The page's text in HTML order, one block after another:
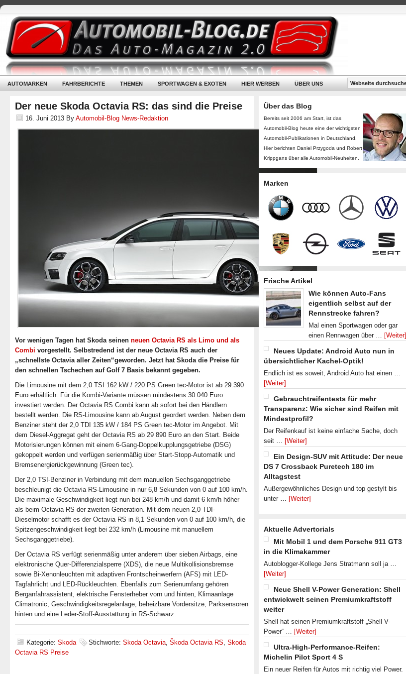
AUTOMARKEN FAHRBERICHTE THEMEN SPORTWAGEN & EXOTEN HIER WERBEN ÜBER UNS
Der neue Skoda Octavia RS: das sind die Preise
16. Juni 2013 By Automobil-Blog News-Redaktion
Vor wenigen Tagen hat Skoda seinen neuen Octavia RS als Limo und als
Combi vorgestellt. Selbstredend ist der neue Octavia RS auch der
„schnellste Octavia aller Zeiten“geworden. Jetzt hat Skoda die Preise für
den schnellen Tschechen auf Golf 7 Basis bekannt gegeben.
Die Limousine mit dem 2,0 TSI 162 kW / 220 PS Green tec-Motor ist ab 29.390
Euro erhältlich. Für die Kombi-Variante müssen mindestens 30.040 Euro
investiert werden. Der Octavia RS Combi kann ab sofort bei den Händlern
bestellt werden. Die RS-Limousine kann ab August geordert werden. Neben dem
Benziner steht der 2,0 TDI 135 kW / 184 PS Green tec-Motor im Angebot. Mit
dem Diesel-Aggregat geht der Octavia RS ab 29 890 Euro an den Start. Beide
Motorisierungen können mit einem 6-Gang-Doppelkupplungsgetriebe (DSG)
gekoppelt werden und verfügen serienmäßig über Start-Stopp-Automatik und
Bremsenergierückgewinnung (Green tec).
Der 2,0 TSI-Benziner in Verbindung mit dem manuellen Sechsganggetriebe
beschleunigt die Octavia RS-Limousine in nur 6,8 Sekunden von 0 auf 100 km/h.
Die maximale Geschwindigkeit liegt nun bei 248 km/h und damit 6 km/h höher
als beim Octavia RS der zweiten Generation. Mit dem neuen 2,0 TDI-
Dieselmotor schafft es der Octavia RS in 8,1 Sekunden von 0 auf 100 km/h, die
Spitzengeschwindigkeit liegt bei 232 km/h (Limousine mit manuellem
Sechsganggetriebe).
Der Octavia RS verfügt serienmäßig unter anderem über sieben Airbags, eine
elektronische Quer-Differenzialsperre (XDS), die neue Multikollisionsbremse
sowie Bi-Xenonleuchten mit adaptiven Frontscheinwerfern (AFS) mit LED-
Tagfahrlicht und LED-Rückleuchten. Ebenfalls zum Serienumfang gehören
Berganfahrassistent, elektrische Fensterheber vorn und hinten, Klimaanlage
Climatronic, Geschwindigkeitsregelanlage, beheizbare Vordersitze, Parksensoren
hinten und eine Leder-Stoff-Ausstattung in RS-Schwarz.
Kategorie: Skoda Stichworte: Skoda Octavia, Škoda Octavia RS, Skoda
Octavia RS Preise
Über das Blog
Bereits seit 2006 am Start, ist das
Automobil-Blog heute eine der wichtigsten
Automobil-Publikationen in Deutschland.
Hier berichten Daniel Przygoda und Robert
Krippgans über alle Automobil-Neuheiten.
Marken
Frische Artikel
Wie können Auto-Fans
eigentlich selbst auf der
Rennstrecke fahren?
Mal einen Sportwagen oder gar
einen Rennwagen über … [Weiter]
Neues Update: Android Auto nun in
übersichtlicher Kachel-Optik!
Endlich ist es soweit, Android Auto hat einen …
[Weiter]
Gebrauchtreifentests für mehr
Transparenz: Wie sicher sind Reifen mit
Mindestprofil?
Der Reifenkauf ist keine einfache Sache, doch
seit … [Weiter]
Ein Design-SUV mit Attitude: Der neue
DS 7 Crossback Puretech 180 im
Alltagstest
Außergewöhnliches Design und top gestylt bis
unter … [Weiter]
Aktuelle Advertorials
Mit Mobil 1 und dem Porsche 911 GT3
in die Klimakammer
Autoblogger-Kollege Jens Stratmann soll ja …
[Weiter]
Neue Shell V-Power Generation: Shell
entwickwelt seinen Premiumkraftstoff
weiter
Shell hat seinen Premiumkraftstoff „Shell V-
Power“ … [Weiter]
Ultra-High-Performance-Reifen:
Michelin Pilot Sport 4 S
Ein neuer Reifen für Autos mit richtig viel Power.